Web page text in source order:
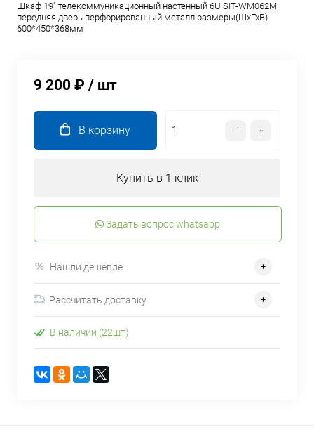
Шкаф 19" телекоммуникационный настенный 6U SIT-WM062M
передняя дверь перфорированный металл размеры(ШхГхВ)
600*450*368мм
9 200 ₽ / шт
В корзину
Купить в 1 клик
Задать вопрос whatsapp
Нашли дешевле
Рассчитать доставку
В наличии (22шт)